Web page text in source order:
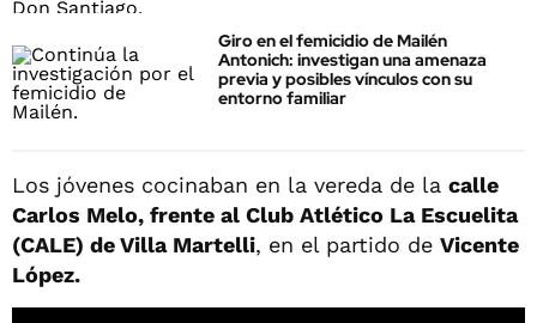
Giro en el femicidio de Mailén
Antonich: investigan una amenaza
previa y posibles vínculos con su
entorno familiar
Los jóvenes cocinaban en la vereda de la calle
Carlos Melo, frente al Club Atlético La Escuelita
(CALE) de Villa Martelli, en el partido de Vicente
López.